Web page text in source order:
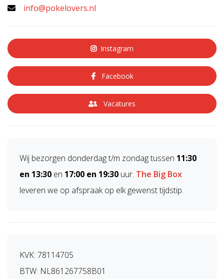
info@pokelovers.nl
Instagram
Facebook
Vacatures
Wij bezorgen donderdag t/m zondag tussen 11:30
en 13:30 en 17:00 en 19:30 uur. The Big Box
leveren we op afspraak op elk gewenst tijdstip.
KVK: 78114705
BTW: NL861267758B01